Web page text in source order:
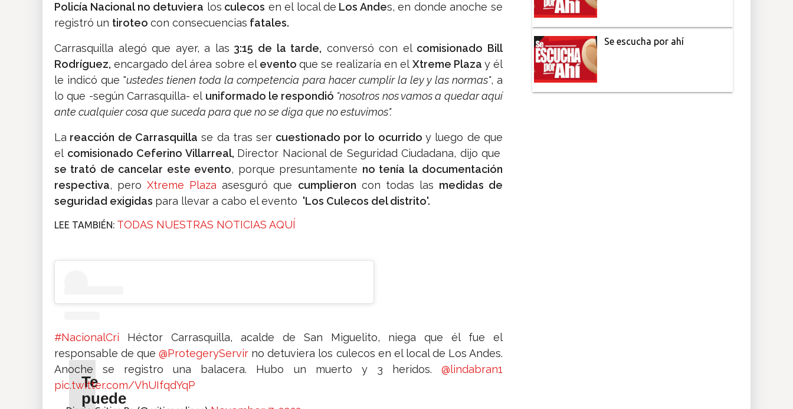
Policía Nacional no detuviera los culecos en el local de Los Andes, en donde anoche se
registró un tiroteo con consecuencias fatales.
Carrasquilla alegó que ayer, a las 3:15 de la tarde, conversó con el comisionado Bill
Rodríguez, encargado del área sobre elevento que se realizaría en elXtreme Plaza y él
le indicó que "ustedes tienen toda la competencia para hacer cumplir la ley y las normas", a
lo que -según Carrasquilla- el uniformado le respondió "nosotros nos vamos a quedar aquí
ante cualquier cosa que suceda para que no se diga que no estuvimos".
La reacción de Carrasquilla se da tras ser cuestionado por lo ocurridoy luego de que
el comisionado Ceferino Villarreal, Director Nacional de Seguridad Ciudadana, dijo que
se trató de cancelar este evento, porque presuntamente no tenía la documentación
respectiva, peroXtreme Plaza asesguró que cumplieron con todas las medidas de
seguridad exigidas para llevar a cabo el evento 'Los Culecos del distrito'.
LEE TAMBIÉN: TODAS NUESTRAS NOTICIAS AQUÍ
Te
puede
#NacionalCri Héctor Carrasquilla, acalde de San Miguelito, niega que él fue el
responsable de que@ProtegeryServir no detuviera los culecos en el local de Los Andes.
Anoche se registro una balacera. Hubo un muerto y 3 heridos. @lindabran1
pic.twitter.com/VhUIfqdYqP
Se escucha por ahí